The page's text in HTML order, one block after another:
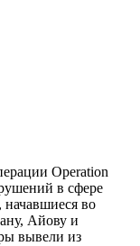
Operation
в сфере
начавшиеся во
Айову и
вывели из